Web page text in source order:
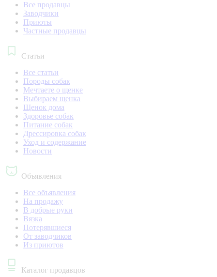
Все продавцы
Заводчики
Приюты
Частные продавцы
Статьи
Все статьи
Породы собак
Мечтаете о щенке
Выбираем щенка
Щенок дома
Здоровье собак
Питание собак
Дрессировка собак
Уход и содержание
Новости
Объявления
Все объявления
На продажу
В добрые руки
Вязка
Потерявшиеся
От заводчиков
Из приютов
Каталог продавцов